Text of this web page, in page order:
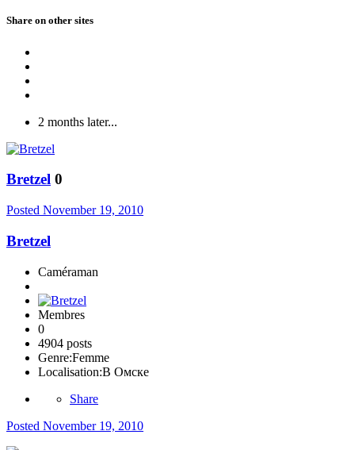
Share on other sites
2 months later...
Bretzel 0
Posted November 19, 2010
Bretzel
Caméraman
Membres
0
4904 posts
Genre:Femme
Localisation:В Омске
Share
Posted November 19, 2010